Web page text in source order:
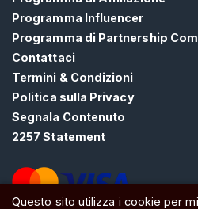
Programma Influencer
Programma di Partnership
Contattaci
Termini & Condizioni
Politica sulla Privacy
Segnala Contenuto
2257 Statement
Questo sito utilizza i cookie per
T
r
i
c
o
f
i
l
a